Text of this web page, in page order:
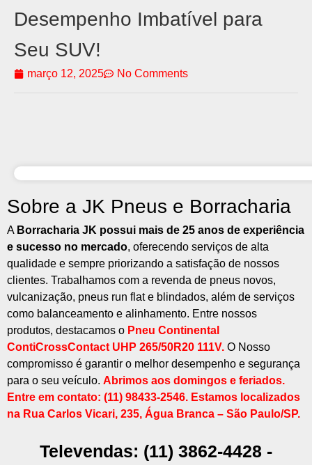
Desempenho Imbatível para
Seu SUV!
março 12, 2025 No Comments
Sobre a JK Pneus e Borracharia
A Borracharia JK possui mais de 25 anos de experiência
e sucesso no mercado, oferecendo serviços de alta
qualidade e sempre priorizando a satisfação de nossos
clientes. Trabalhamos com a revenda de pneus novos,
vulcanização, pneus run flat e blindados, além de serviços
como balanceamento e alinhamento. Entre nossos
produtos, destacamos o Pneu Continental
ContiCrossContact UHP 265/50R20 111V. O Nosso
compromisso é garantir o melhor desempenho e segurança
para o seu veículo. Abrimos aos domingos e feriados.
Entre em contato: (11) 98433-2546. Estamos localizados
na Rua Carlos Vicari, 235, Água Branca – São Paulo/SP.
Televendas: (11) 3862-4428 -